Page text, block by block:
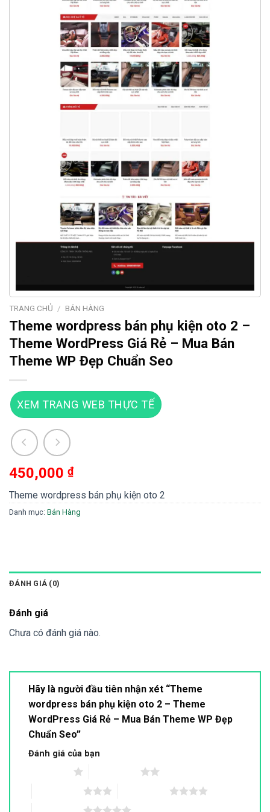
TRANG CHỦ / BÁN HÀNG
Theme wordpress bán phụ kiện oto 2 –
Theme WordPress Giá Rẻ – Mua Bán
Theme WP Đẹp Chuẩn Seo
XEM TRANG WEB THỰC TẾ
450,000 ₫
Theme wordpress bán phụ kiện oto 2
Danh mục: Bán Hàng
ĐÁNH GIÁ (0)
Đánh giá
Chưa có đánh giá nào.
Hãy là người đầu tiên nhận xét “Theme
wordpress bán phụ kiện oto 2 – Theme
WordPress Giá Rẻ – Mua Bán Theme WP Đẹp
Chuẩn Seo”
Đánh giá của bạn